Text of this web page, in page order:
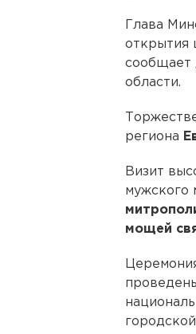
Глава
открытия
сообщает
области.
региона
Визит
мужского
мощей